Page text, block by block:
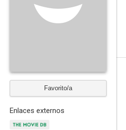
Favorito/a
Enlaces externos